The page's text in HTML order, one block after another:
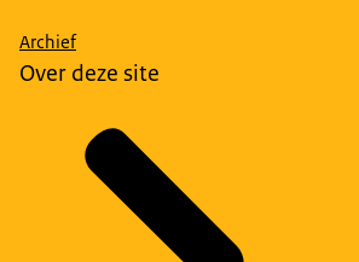
Archief
Over deze site